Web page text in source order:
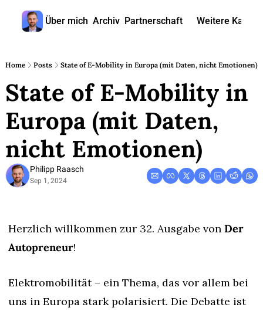
Über mich Archiv Partnerschaft Weitere Kanäle
🎧
Home Posts State of E-Mobility in Europa (mit Daten, nicht Emotionen)
State of E-Mobility in
Europa (mit Daten,
nicht Emotionen)
Philipp Raasch
Sep 1, 2024
Herzlich willkommen zur 32. Ausgabe von Der
Autopreneur!
Elektromobilität – ein Thema, das vor allem bei
uns in Europa stark polarisiert. Die Debatte ist